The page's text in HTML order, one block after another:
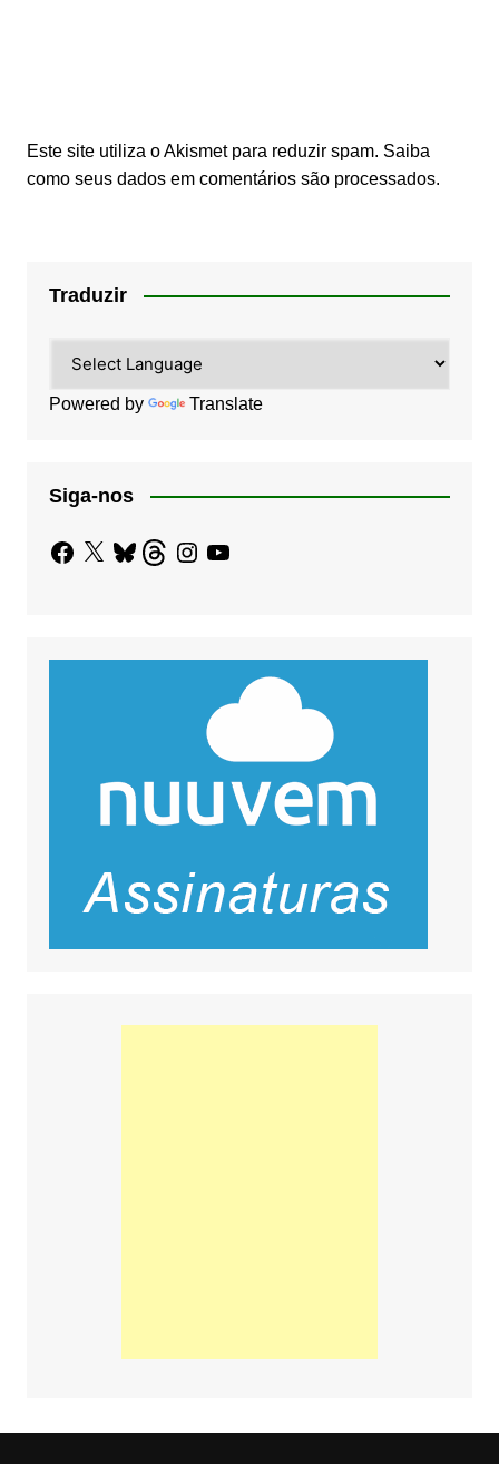
Este site utiliza o Akismet para reduzir spam. Saiba
como seus dados em comentários são processados.
Traduzir
Powered by Translate
Siga-nos
Facebook
X BlueskyThreadsInstagram
YouTube